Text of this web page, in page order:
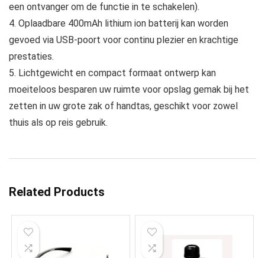
een ontvanger om de functie in te schakelen).
4. Oplaadbare 400mAh lithium ion batterij kan worden
gevoed via USB-poort voor continu plezier en krachtige
prestaties.
5. Lichtgewicht en compact formaat ontwerp kan
moeiteloos besparen uw ruimte voor opslag gemak bij het
zetten in uw grote zak of handtas, geschikt voor zowel
thuis als op reis gebruik.
Related Products